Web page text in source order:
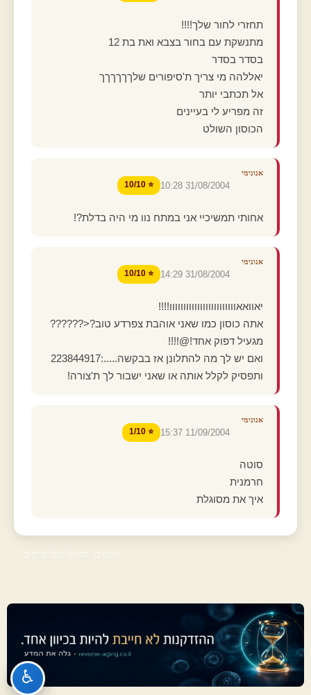
תחזרי לחור שלך!!!!
מתנשקת עם בחור בצבא ואת בת 12
בסדר בסדר
יאללהה מי צריך ת'סיפורים שלךךךךךך
אל תכתבי יותר
זה מפריע לי בעיינים
הכוסון השולט
אנונימי
31/08/2004 10:28
⭐ 10/10
אחותי תמשיכיי אני במתח נוו מי היה בדלת?!
אנונימי
31/08/2004 14:29
⭐ 10/10
יאוואאוווווווווווווווווווווווו!!!!
אתה כוסון כמו שאני אוהבת צפרדע טוב?<??????
מגעיל דפוק אחד!@!!!!
ואם יש לך מה להתלונן אז בבקשה.....:223844917
ותפסיק לקלל אותה או שאני ישבור לך ת'צורה!
אנונימי
11/09/2004 15:37
⭐ 1/10
סוטה
חרמנית
איך את מסוגלת
הקודם: החייל שלי פרק ב'...
♿